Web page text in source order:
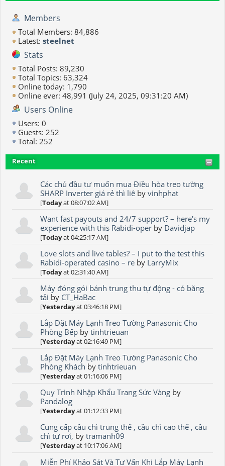
Members
Total Members: 84,886
Latest: steelnet
Stats
Total Posts: 89,230
Total Topics: 63,324
Online today: 1,790
Online ever: 48,991 (July 24, 2025, 09:31:20 AM)
Users Online
Users: 0
Guests: 252
Total: 252
Recent
Các chủ đầu tư muốn mua Điều hòa treo tường
SHARP Inverter giá rẻ thì liê byvinhphat
[Todayat 08:07:02 AM]
Want fast payouts and 24/7 support? – here's my
experience with this Rabidi-oper by Davidjap
[Todayat 04:25:17 AM]
Love slots and live tables? – I put to the test this
Rabidi-operated casino – re by LarryMix
[Todayat 02:31:40 AM]
Máy đóng gói bánh trung thu tự động - có băng
tải by CT_HaBac
[Yesterdayat 03:46:18 PM]
Lắp Đặt Máy Lạnh Treo Tường Panasonic Cho
Phòng Bếp bytinhtrieuan
[Yesterdayat 02:16:49 PM]
Lắp Đặt Máy Lạnh Treo Tường Panasonic Cho
Phòng Khách bytinhtrieuan
[Yesterdayat 01:16:06 PM]
Quy Trình Nhập Khẩu Trang Sức Vàng by
Pandalog
[Yesterdayat 01:12:33 PM]
Cung cấp cầu chì trung thế , cầu chì cao thế , cầu
chì tự rơi, bytramanh09
[Yesterdayat 10:17:06 AM]
Miễn Phí Khảo Sát Và Tư Vấn Khi Lắp Máy Lạnh